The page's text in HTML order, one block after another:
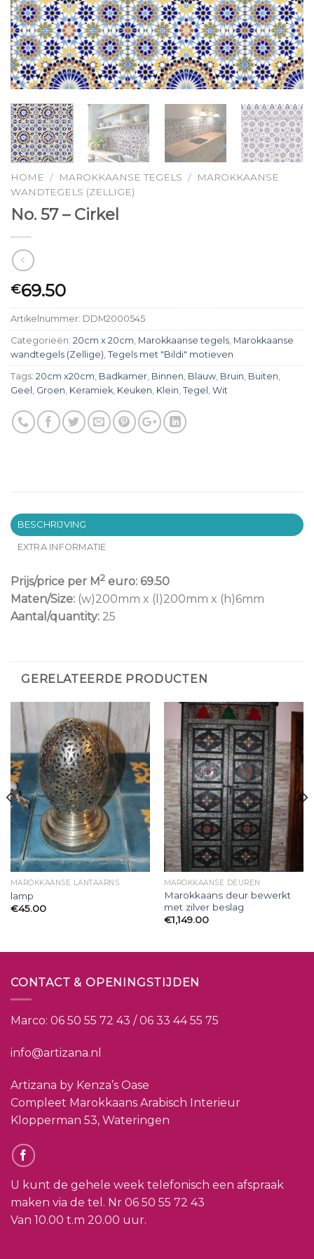
HOME / MAROKKAANSE TEGELS /
MAROKKAANSE
WANDTEGELS (ZELLIGE)
No. 57 – Cirkel
€69.50
Artikelnummer: DDM2000545
Categorieën: 20cm x 20cm, Marokkaanse tegels, Marokkaanse
wandtegels (Zellige), Tegels met "Bildi" motieven
Tags: 20cm x20cm, Badkamer, Binnen, Blauw, Bruin, Buiten,
Geel , Groen, Keramiek, Keuken, Klein, Tegel , Wit
BESCHRIJVING
EXTRA INFORMATIE
Prijs/price per M2 euro: 69.50
Maten/Size: (w)200mm x (l)200mm x (h)6mm
Aantal/quantity: 25
GERELATEERDE PRODUCTEN
MAROKKAANSE LANTAARNS
lamp
€45.00
MAROKKAANSE DEUREN
Marokkaans deur bewerkt
met zilver beslag
€1,149.00
CONTACT & OPENINGSTIJDEN
Marco: 06 50 55 72 43 / 06 33 44 55 75
info@artizana.nl
Artizana by Kenza’s Oase
Compleet Marokkaans Arabisch Interieur
Klopperman 53, Wateringen
U kunt de gehele week telefonisch een afspraak
maken via de tel. Nr 06 50 55 72 43
Van 10.00 t.m 20.00 uur.